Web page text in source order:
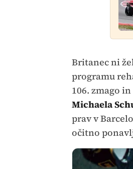
Britanec ni
programu
106. zmago
Michaela
prav v
očitno